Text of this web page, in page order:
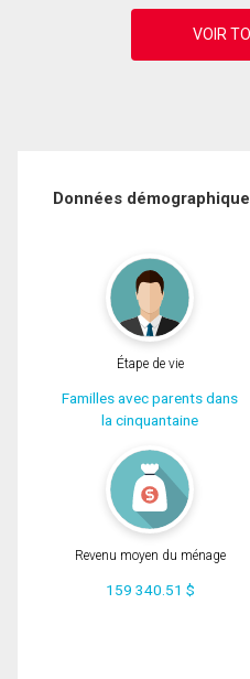
Données
Étape de vie
Familles avec parents dans
la cinquantaine
Revenu moyen du ménage
159 340.51 $